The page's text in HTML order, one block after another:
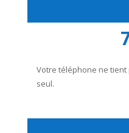
Votre téléphone ne
seul.